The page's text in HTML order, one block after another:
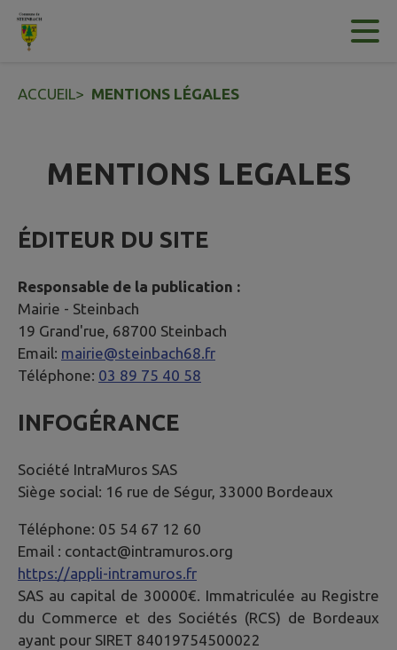
Contenu
ACCUEIL> MENTIONS LÉGALES
MENTIONS LEGALES
ÉDITEUR DU SITE
Responsable de la publication :
Mairie - Steinbach
19 Grand'rue, 68700 Steinbach
Email: mairie@steinbach68.fr
Téléphone: 03 89 75 40 58
INFOGÉRANCE
Société IntraMuros SAS
Siège social: 16 rue de Ségur, 33000 Bordeaux
Téléphone: 05 54 67 12 60
Email : contact@intramuros.org
https://appli-intramuros.fr
SAS au capital de 30000€. Immatriculée au Registre
du Commerce et des Sociétés (RCS) de Bordeaux
ayant pour SIRET 84019754500022